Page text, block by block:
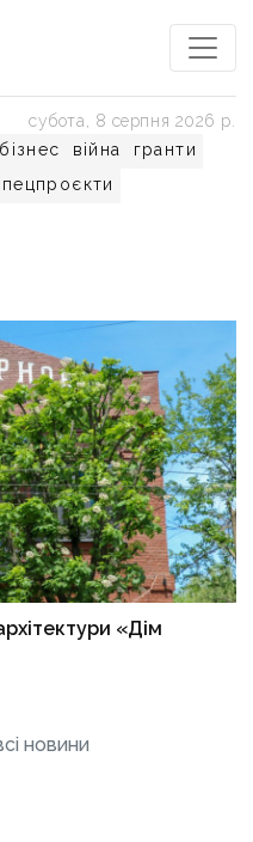
бізнес війна
гранти
субота, 8 серпня 2026 р.
«Дім
новини